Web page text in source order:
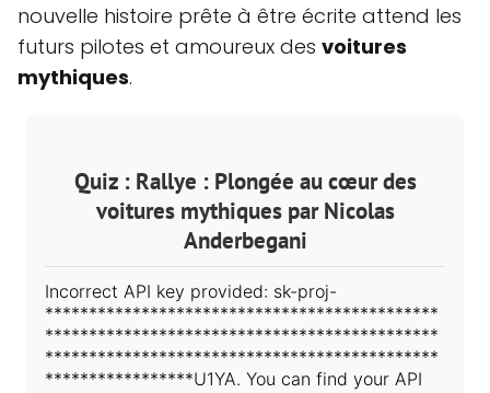
nouvelle histoire prête à être écrite attend les
futurs pilotes et amoureux des voitures
mythiques.
Quiz : Rallye : Plongée au cœur des
voitures mythiques par Nicolas
Anderbegani
Incorrect API key provided: sk-proj-
*********************************************
*********************************************
*********************************************
*****************U1YA. You can find your API